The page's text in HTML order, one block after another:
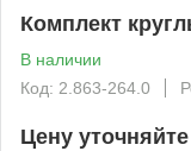
Комплект
В наличии
Код: 2.863-264.0
Цену уточняйте